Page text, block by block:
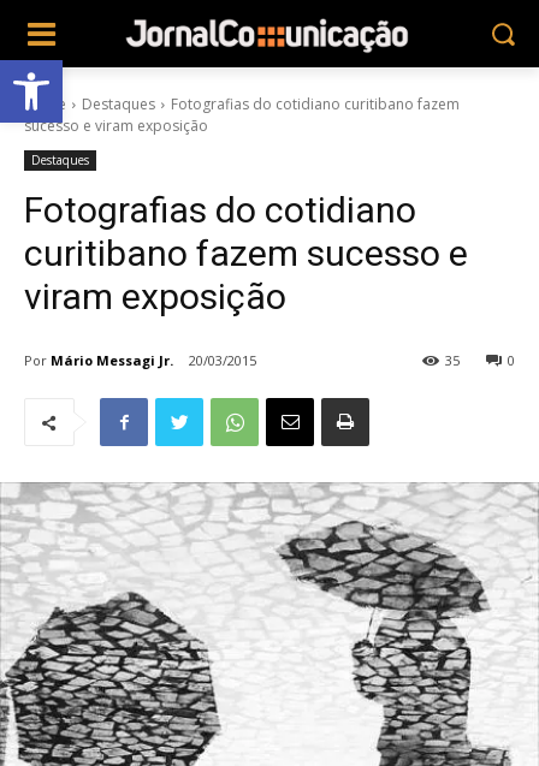
Abrir a barra de ferramentas
Home Destaques
Fotografias do cotidiano curitibano fazem
sucesso e viram exposição
Destaques
Fotografias do cotidiano
curitibano fazem sucesso e
viram exposição
Por Mário Messagi Jr. 20/03/2015 0
35